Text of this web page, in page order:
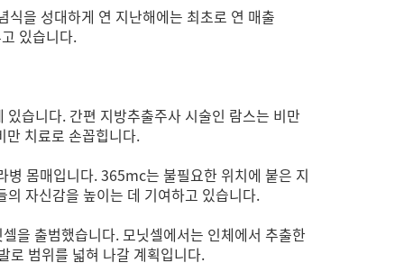
을 성대하게 연 지난해에는 최초로 연 매출
있습니다.
습니다. 간편 지방추출주사 시술인 람스는 비만
만 치료로 손꼽힙니다.
몸매입니다. 365mc는 불필요한 위치에 붙은 지
의 자신감을 높이는 데 기여하고 있습니다.
을 출범했습니다. 모닛셀에서는 인체에서 추출한
로 범위를 넓혀 나갈 계획입니다.